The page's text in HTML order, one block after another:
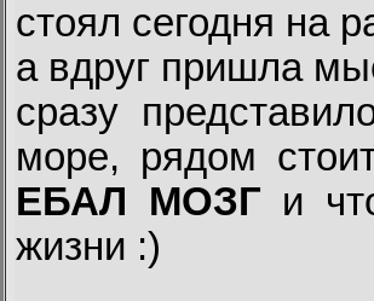
стоял сегодня на
а вдруг пришла
сразу
море, рядом
ЕБАЛ МОЗГ и
жизни :)